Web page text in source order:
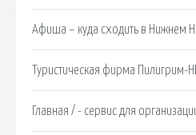
Афиша – куда сходить в Нижнем
Туристическая фирма Пилигрим-
Главная / - сервис для